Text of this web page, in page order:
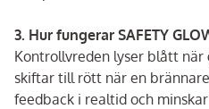
3. Hur fungerar SAFETY
Kontrollvreden lyser blått när
skiftar till rött när en
feedback i realtid och